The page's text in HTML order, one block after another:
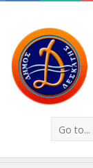
Go to...